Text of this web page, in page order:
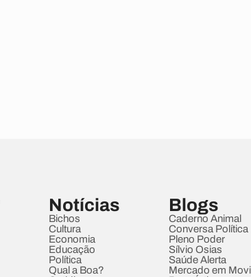
Notícias
Bichos
Cultura
Economia
Educação
Política
Qual a Boa?
Blogs
Caderno Animal
Conversa Política
Pleno Poder
Sílvio Osias
Saúde Alerta
Mercado em